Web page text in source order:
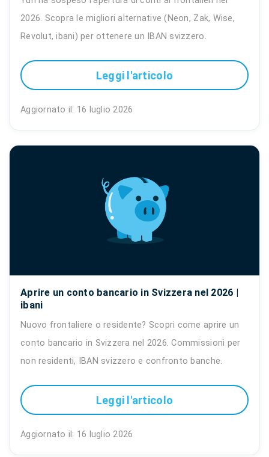
2026. Scopra le migliori alternative (Neon, Zak, Wise,
Revolut, ibani) per ottenere un IBAN svizzero.
Leggi l'articolo
Aggiornato il: 16 luglio 2026
Aprire un conto bancario in Svizzera nel 2026 |
ibani
Nuovo frontaliere o residente? Scopri come aprire un
conto bancario in Svizzera nel 2026. Commissioni per
non residenti, IBAN svizzero e confronto banche.
Leggi l'articolo
Aggiornato il: 16 luglio 2026